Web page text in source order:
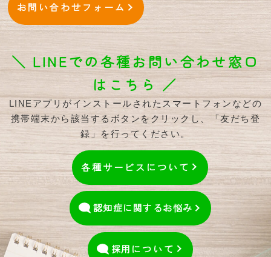
お問い合わせフォーム
＼ LINEでの各種お問い合わせ窓口
はこちら ／
LINEアプリがインストールされたスマートフォンなどの
携帯端末から該当するボタンをクリックし、「友だち登
録」を行ってください。
各種サービスについて
認知症に関するお悩み
採用 について